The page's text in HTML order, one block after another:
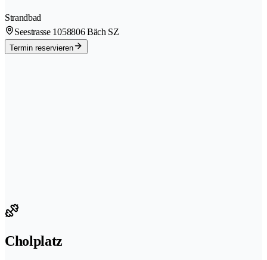
Strandbad
Seestrasse 1058806 Bäch SZ
Termin reservieren
Cholplatz